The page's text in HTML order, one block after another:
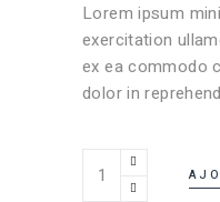
Lorem ipsum
exercitation
ex ea commodo
dolor in